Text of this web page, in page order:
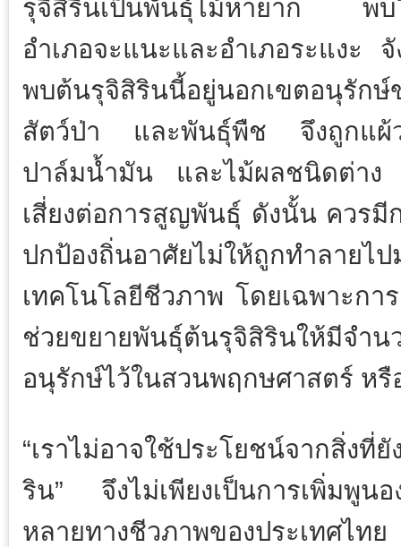
รุจิสิรินเป็นพันธุ์ไม้หายาก พบใ
อำเภอจะแนะและอำเภอระแงะ
พบต้นรุจิสิรินนี้อยู่นอกเขตอนุรักษ์
สัตว์ป่า และพันธุ์พืช จึงถูกแผ้ว
ปาล์มน้ำมัน และไม้ผลชนิดต่า
เสี่ยงต่อการสูญพันธุ์ ดังนั้น ควร
ปกป้องถิ่นอาศัยไม่ให้ถูกทำล
เทคโนโลยีชีวภาพ โดยเฉพาะการ
ช่วยขยายพันธุ์ต้นรุจิสิรินให้มีจำ
อนุรักษ์ไว้ในสวนพฤกษศาสตร์ หรื
“เราไม่อาจใช้ประโยชน์จากสิ่งที่
ริน” จึงไม่เพียงเป็นการเพิ่มพูน
หลายทางชีวภาพของประเทศไ